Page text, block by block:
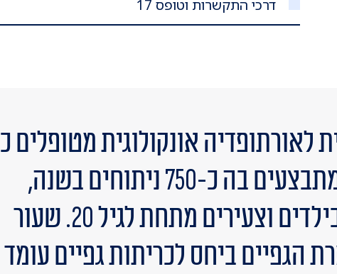
דרכי התקשרות וטופס 17
אונקולוגית מטופלים כ
- 7,000 חולים ומתבצעים בה כ-750 ניתוחים בשנה,
מתוכם כ-20% בילדים וצעירים מתחת לגיל 20. שעור
הגפיים ביחס לכריתות גפיים עומד